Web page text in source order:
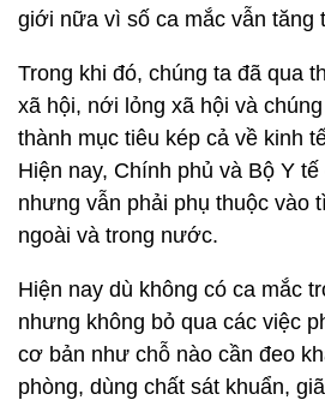
giới nữa vì số ca mắc vẫn tăng
Trong khi đó, chúng ta đã qua
xã hội, nới lỏng xã hội và
thành mục tiêu kép cả về kinh
Hiện nay, Chính phủ và Bộ Y
nhưng vẫn phải phụ thuộc vào
ngoài và trong nước.
Hiện nay dù không có ca mắc
nhưng không bỏ qua các việc
cơ bản như chỗ nào cần đeo
phòng, dùng chất sát khuẩn,